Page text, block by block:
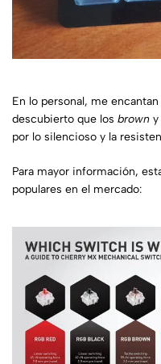
En lo personal, me encantan
descubierto que los brown y
por lo silencioso y la
Para mayor información,
populares en el mercado: